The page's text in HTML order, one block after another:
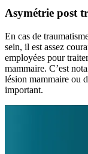
Asymétrie post
En cas de
sein, il est assez
employées pour
mammaire. C’est
lésion mammaire ou
important.